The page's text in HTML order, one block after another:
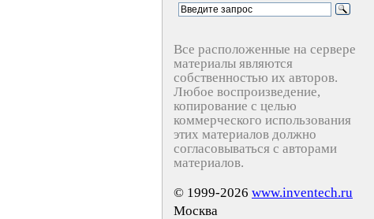
Все расположенные на сервере
материалы являются
собственностью их авторов.
Любое воспроизведение,
копирование с целью
коммерческого использования
этих материалов должно
согласовываться с авторами
материалов.
© 1999-2026 www.inventech.ru
Москва